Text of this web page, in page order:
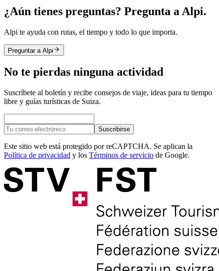
¿Aún tienes preguntas? Pregunta a Alpi.
Alpi te ayuda con rutas, el tiempo y todo lo que importa.
Preguntar a Alpi
No te pierdas ninguna actividad
Suscríbete al boletín y recibe consejos de viaje, ideas para tu tiempo
libre y guías turísticas de Suiza.
Suscribirse
Este sitio web está protegido por reCAPTCHA. Se aplican la
Política de privacidad y los Términos de servicio de Google.